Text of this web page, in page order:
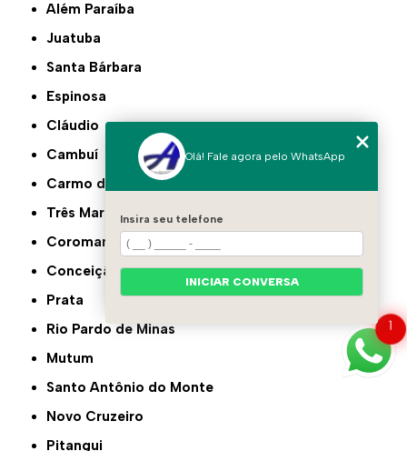
Além Paraíba
Juatuba
Santa Bárbara
Espinosa
Cláudio
Cambuí
Carmo do Paranaíba
Três Marias
Coromandel
Conceição das Alagoas
Prata
Rio Pardo de Minas
Mutum
Santo Antônio do Monte
Novo Cruzeiro
Pitangui
1
Olá! Fale agora pelo WhatsApp
Insira seu telefone
INICIAR CONVERSA